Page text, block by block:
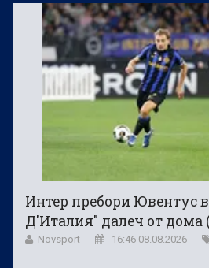
Интер пребори Ювентус
Д'Италия" далеч от
Novsport 16:46 08.08.2026